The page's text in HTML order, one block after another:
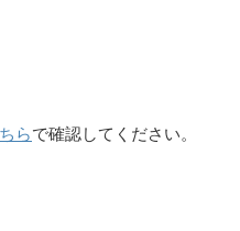
らで確認してください。